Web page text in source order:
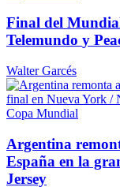
Final del
Telemundo y
Walter Garcés
Copa Mundial
Argentina
España en la
Jersey